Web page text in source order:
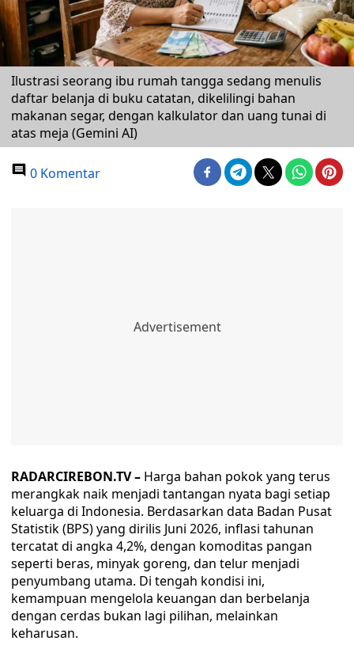
Ilustrasi seorang ibu rumah tangga sedang menulis
daftar belanja di buku catatan, dikelilingi bahan
makanan segar, dengan kalkulator dan uang tunai di
atas meja (Gemini AI)
0 Komentar
RADARCIREBON.TV – Harga bahan pokok yang terus
merangkak naik menjadi tantangan nyata bagi setiap
keluarga di Indonesia. Berdasarkan data Badan Pusat
Statistik (BPS) yang dirilis Juni 2026, inflasi tahunan
tercatat di angka 4,2%, dengan komoditas pangan
seperti beras, minyak goreng, dan telur menjadi
penyumbang utama. Di tengah kondisi ini,
kemampuan mengelola keuangan dan berbelanja
dengan cerdas bukan lagi pilihan, melainkan
keharusan.